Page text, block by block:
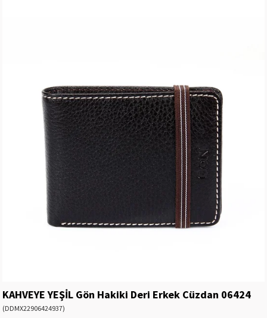
KAHVEYE YEŞİL Gön Hakiki Deri Erkek Cüzdan 06424
(DDMX22906424937)